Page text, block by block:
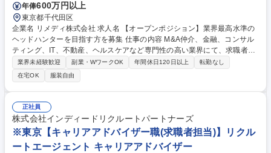
年俸600万円以上
東京都千代田区
企業名 リメディ株式会社 求人名 【オープンポジション】業界最高水準の
ヘッドハンターを目指す方を募集 仕事の内容 M&A仲介、金融、コンサル
ティング、IT、不動産、ヘルスケアなど専門性の高い業界にて、求職者
様・採用企業様の両面を一気通貫でご支援を行っていただきます。※業務
の変更範囲：当社の定める範囲 ◆求職者支援 求職者様に対し、将来のキ
ャリアを踏まえた選択肢の整理から、高難易度選考への対策支援、条件交
渉を含めた意思決定への伴走まで、丁寧にサポートします。 ◆採用支援
経営者様・採用責任者様へのヒアリングを通じ、採用戦略のパートナーと
して中長期的な関係を構築します。またYouTube等を活用し、業界・企業
別に求職者様が重視する情報による採用ブランディング支援も担います。
募集職種 【オープンポジション】業界最高水準のヘッドハンターを目指す
方を募集
業界未経験歓迎 副業・WワークOK 年間休日120日以上
転勤なし
在宅OK
服装自由
正社員
株式会社インディードリクルートパートナーズ
※東京【キャリアアドバイザー職(求職者担当)】リクル
ートエージェント キャリアアドバイザー